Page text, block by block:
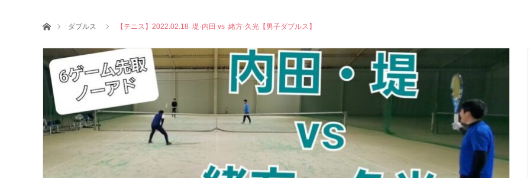
ホームダブルス 【テニス】2022.02.18 堤·内田 vs 緒方·久光【男子ダブルス】